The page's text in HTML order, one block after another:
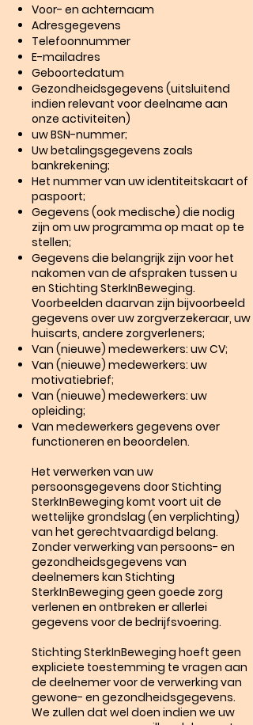
Voor- en achternaam
Adresgegevens
Telefoonnummer
E-mailadres
Geboortedatum
Gezondheidsgegevens (uitsluitend
indien relevant voor deelname aan
onze activiteiten)
uw BSN-nummer;
Uw betalingsgegevens zoals
bankrekening;
Het nummer van uw identiteitskaart of
paspoort;
Gegevens (ook medische) die nodig
zijn om uw programma op maat op te
stellen;
Gegevens die belangrijk zijn voor het
nakomen van de afspraken tussen u
en Stichting SterkInBeweging.
Voorbeelden daarvan zijn bijvoorbeeld
gegevens over uw zorgverzekeraar, uw
huisarts, andere zorgverleners;
Van (nieuwe) medewerkers: uw CV;
Van (nieuwe) medewerkers: uw
motivatiebrief;
Van (nieuwe) medewerkers: uw
opleiding;
Van medewerkers gegevens over
functioneren en beoordelen.
Het verwerken van uw
persoonsgegevens door Stichting
SterkInBeweging komt voort uit de
wettelijke grondslag (en verplichting)
van het gerechtvaardigd belang.
Zonder verwerking van persoons- en
gezondheidsgegevens van
deelnemers kan Stichting
SterkInBeweging geen goede zorg
verlenen en ontbreken er allerlei
gegevens voor de bedrijfsvoering.
Stichting SterkInBeweging hoeft geen
expliciete toestemming te vragen aan
de deelnemer voor de verwerking van
gewone- en gezondheidsgegevens.
We zullen dat wel doen indien we uw